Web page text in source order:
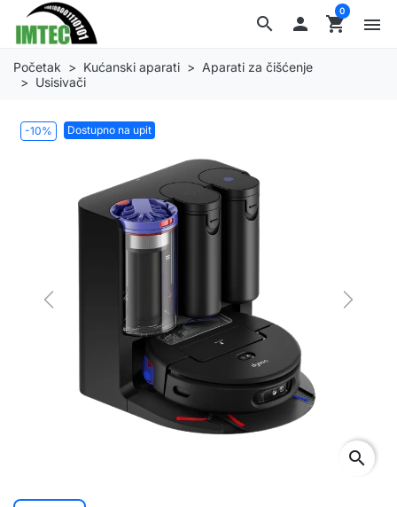
search  shopping_cart
0
menu
Početak Kućanski aparati
Aparati za čišćenje
Usisivači
-10% Dostupno na upit
Previous Next
search